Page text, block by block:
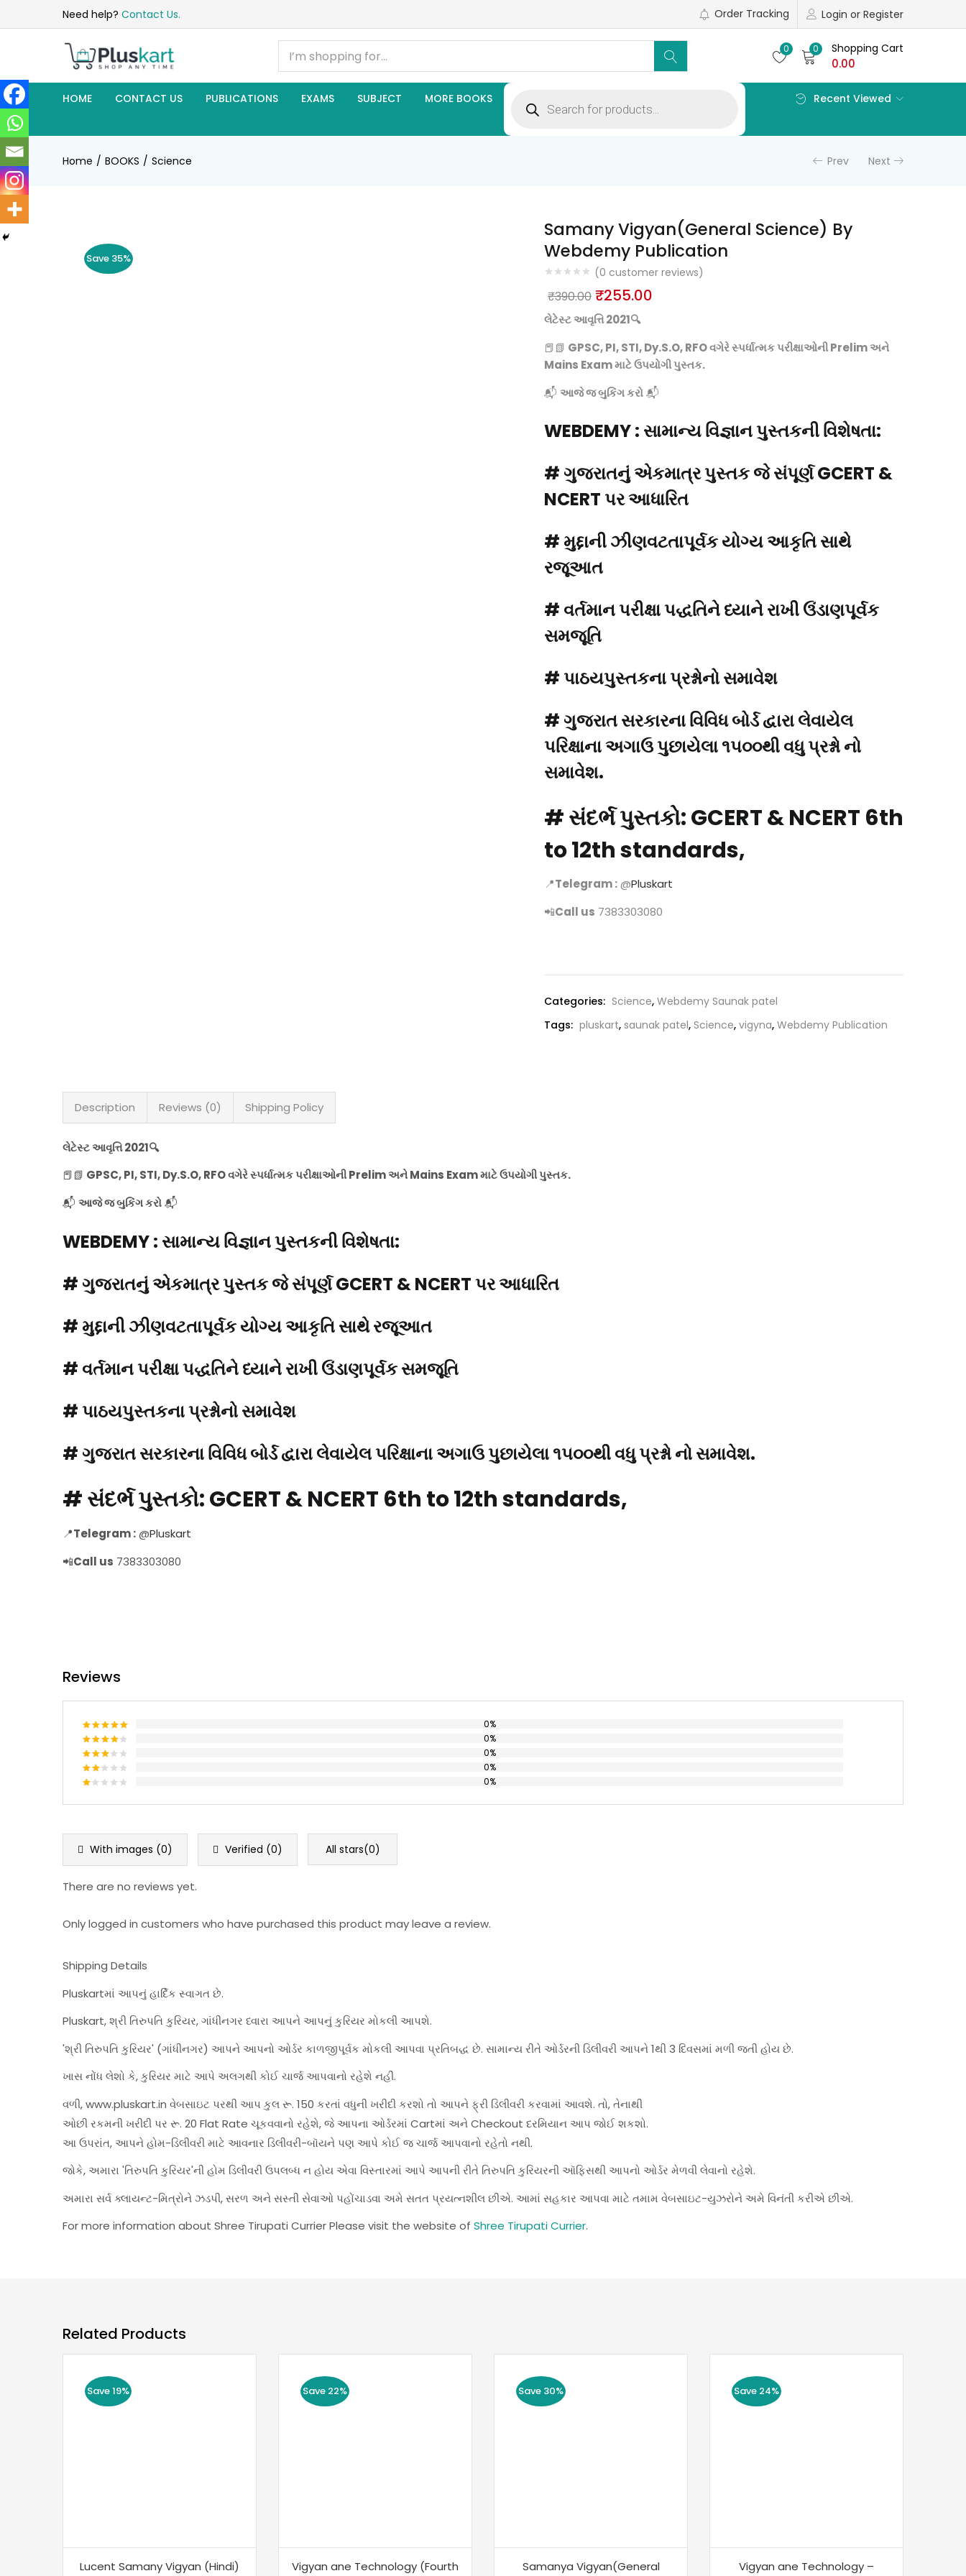
Need help? Contact Us. Login or Register
Order Tracking
0 0 Shopping Cart
0.00
HOME CONTACT US PUBLICATIONS EXAMS SUBJECT MORE BOOKS search Recent Viewed
Home BOOKS Science Prev Next
Save 35%
Samany Vigyan(General Science) By
Webdemy Publication
(0 customer reviews)
₹390.00 Original
price
₹390.00.
₹255.00
₹255.00.
લેટેસ્ટ આવૃત્તિ 2021🔍
📕📗 GPSC, PI, STI, Dy.S.O, RFO વગેરે સ્પર્ધાત્મક પરીક્ષાઓની Prelim અને
Mains Exam માટે ઉપયોગી પુસ્તક.
📬 આજે જ બુકિંગ કરો📬
WEBDEMY : સામાન્ય વિજ્ઞાન પુસ્તકની વિશેષતા:
# ગુજરાતનું એકમાત્ર પુસ્તક જે સંપૂર્ણ GCERT &
NCERT પર આધારિત
# મુદ્દાની ઝીણવટતાપૂર્વક યોગ્ય આકૃતિ સાથે
રજૂઆત
# વર્તમાન પરીક્ષા પદ્ધતિને ધ્યાને રાખી ઉંડાણપૂર્વક
સમજૂતિ
# પાઠયપુસ્તકના પ્રશ્નોનો સમાવેશ
# ગુજરાત સરકારના વિવિધ બોર્ડ દ્વારા લેવાયેલ
પરિક્ષાના અગાઉ પુછાયેલા ૧૫૦૦થી વધુ પ્રશ્નો નો
સમાવેશ.
# સંદર્ભ પુસ્તકો: GCERT & NCERT 6th
to 12th standards,
📍Telegram :@Pluskart
📲Call us 7383303080
Categories: Science, Webdemy Saunak patel
Tags: pluskart, saunak patel, Science, vigyna, Webdemy Publication
Description Reviews (0) Shipping Policy
લેટેસ્ટ આવૃત્તિ 2021🔍
📕📗 GPSC, PI, STI, Dy.S.O, RFO વગેરે સ્પર્ધાત્મક પરીક્ષાઓની Prelim અને Mains Exam માટે ઉપયોગી પુસ્તક.
📬 આજે જ બુકિંગ કરો📬
WEBDEMY : સામાન્ય વિજ્ઞાન પુસ્તકની વિશેષતા:
# ગુજરાતનું એકમાત્ર પુસ્તક જે સંપૂર્ણ GCERT & NCERT પર આધારિત
# મુદ્દાની ઝીણવટતાપૂર્વક યોગ્ય આકૃતિ સાથે રજૂઆત
# વર્તમાન પરીક્ષા પદ્ધતિને ધ્યાને રાખી ઉંડાણપૂર્વક સમજૂતિ
# પાઠયપુસ્તકના પ્રશ્નોનો સમાવેશ
# ગુજરાત સરકારના વિવિધ બોર્ડ દ્વારા લેવાયેલ પરિક્ષાના અગાઉ પુછાયેલા ૧૫૦૦થી વધુ પ્રશ્નો નો સમાવેશ.
# સંદર્ભ પુસ્તકો: GCERT & NCERT 6th to 12th standards,
📍Telegram :@Pluskart
📲Call us 7383303080
Reviews
Rated5out
of 5
0%
Rated4
out of 5
0%
Rated
3out
0%
Rated
out
0%
1
of
0%
With images (0) Verified (0) All stars(0)
There are no reviews yet.
Only logged in customers who have purchased this product may leave a review.
Shipping Details
Pluskartમાં આપનું હાર્દિક સ્વાગત છે.
Pluskart, શ્રી તિરુપતિ કુરિયર, ગાંધીનગર ધ્વારા આપને આપનું કુરિયર મોકલી આપશે.
'શ્રી તિરુપતિ કુરિયર' (ગાંધીનગર) આપને આપનો ઓર્ડર કાળજીપૂર્વક મોકલી આપવા પ્રતિબદ્ધ છે. સામાન્ય રીતે ઓર્ડરની ડિલીવરી આપને 1થી 3 દિવસમાં મળી જતી હોય છે.
ખાસ નોંધ લેશો કે, કુરિયર માટે આપે અલગથી કોઈ ચાર્જ આપવાનો રહેશે નહીં.
વળી, www.pluskart.in વેબસાઇટ પરથી આપ કુલ રૂ. 150 કરતાં વધુની ખરીદી કરશો તો આપને ફ્રી ડિલીવરી કરવામાં આવશે. તો, તેનાથી
ઓછી રકમની ખરીદી પર રૂ. 20 Flat Rate ચૂકવવાનો રહેશે, જે આપના ઓર્ડરમાં Cartમાં અને Checkout દરમિયાન આપ જોઈ શકશો.
આ ઉપરાંત, આપને હોમ-ડિલીવરી માટે આવનાર ડિલીવરી-બૉયને પણ આપે કોઈ જ ચાર્જ આપવાનો રહેતો નથી.
જોકે, અમારા 'તિરુપતિ કુરિયર'ની હોમ ડિલીવરી ઉપલબ્ધ ન હોય એવા વિસ્તારમાં આપે આપની રીતે તિરુપતિ કુરિયરની ઑફિસથી આપનો ઓર્ડર મેળવી લેવાનો રહેશે.
અમારા સર્વ ક્લાયન્ટ-મિત્રોને ઝડપી, સરળ અને સસ્તી સેવાઓ પહોંચાડવા અમે સતત પ્રયત્નશીલ છીએ. આમાં સહકાર આપવા માટે તમામ વેબસાઇટ-યુઝરોને અમે વિનંતી કરીએ છીએ.
For more information about Shree Tirupati Currier Please visit the website of Shree Tirupati Currier.
Related Products
Save 19%
Lucent Samany Vigyan (Hindi)
Save 22%
Vigyan ane Technology (Fourth
Save 30%
Samanya Vigyan(General
Save 24%
Vigyan ane Technology –